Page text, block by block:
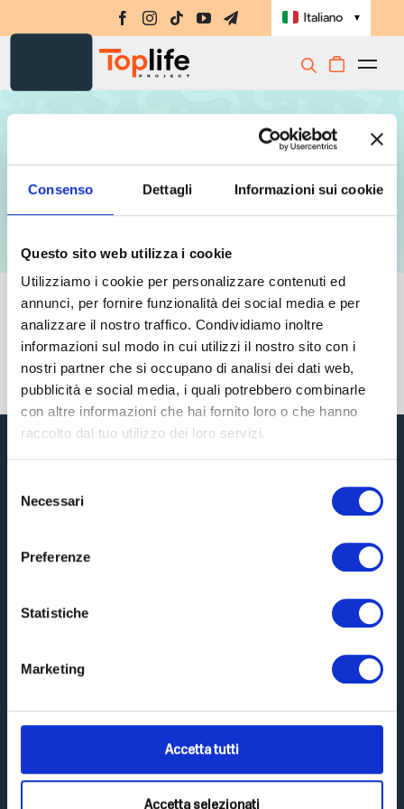
Consenso Dettagli Informazioni sui cookie
Questo sito web utilizza i cookie
Utilizziamo i cookie per personalizzare contenuti ed
annunci, per fornire funzionalità dei social media e per
analizzare il nostro traffico. Condividiamo inoltre
informazioni sul modo in cui utilizzi il nostro sito con i
nostri partner che si occupano di analisi dei dati web,
pubblicità e social media, i quali potrebbero combinarle
con altre informazioni che hai fornito loro o che hanno
raccolto dal tuo utilizzo dei loro servizi.
delNecessari
Preferenze
Statistiche
Marketing
Accetta tutti
Accetta selezionati
al
Italiano ▼
Challenge
Masterclass
Libri
Shop
Registrati
Accedi
Cristina
Tomasi
Non è stato trovato nessun prodotto che
corrisponde alla tua selezione.
Amino-MAP
Libri
Società
Video
Newsletter
Contatti